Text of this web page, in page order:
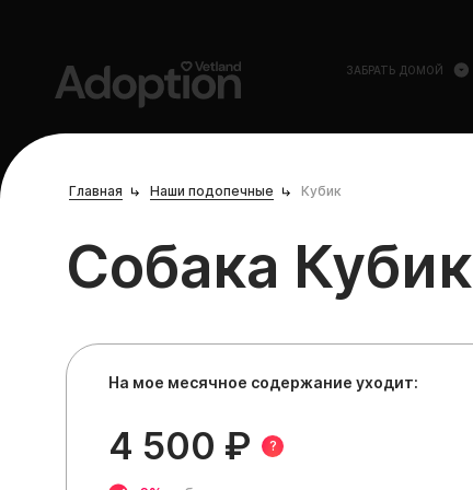
ЗАБРАТЬ ДОМОЙ
Главная
Наши подопечные Кубик
Собака Кубик
На мое месячное содержание уходит:
4 500 ₽ ?